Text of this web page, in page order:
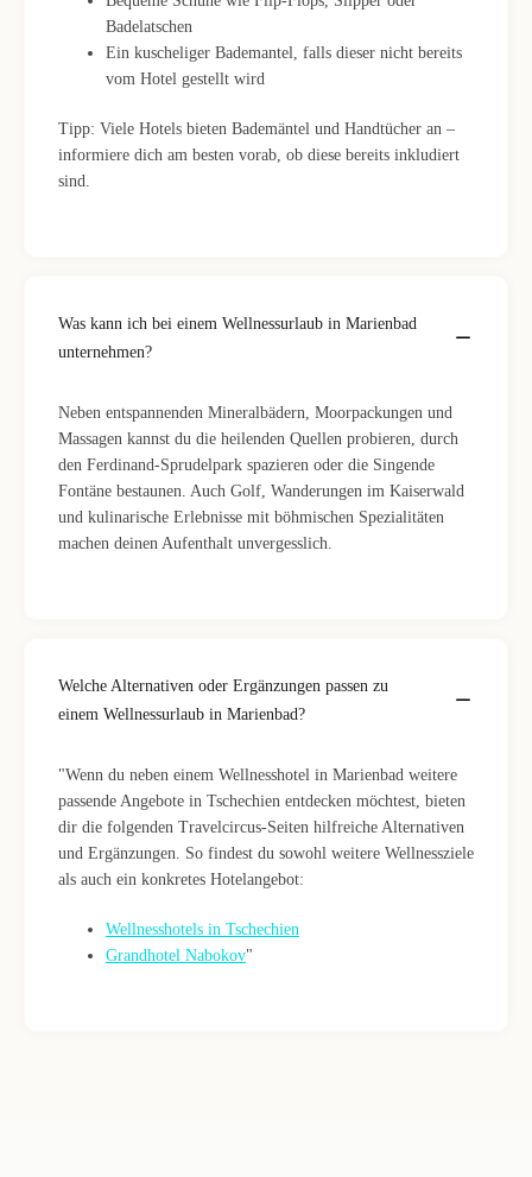
Badelatschen
Ein kuscheliger Bademantel, falls dieser nicht bereits
vom Hotel gestellt wird
Tipp: Viele Hotels bieten Bademäntel und Handtücher an –
informiere dich am besten vorab, ob diese bereits inkludiert
sind.
Was kann ich bei einem Wellnessurlaub in Marienbad
unternehmen?
Neben entspannenden Mineralbädern, Moorpackungen und
Massagen kannst du die heilenden Quellen probieren, durch
den Ferdinand-Sprudelpark spazieren oder die Singende
Fontäne bestaunen. Auch Golf, Wanderungen im Kaiserwald
und kulinarische Erlebnisse mit böhmischen Spezialitäten
machen deinen Aufenthalt unvergesslich.
Welche Alternativen oder Ergänzungen passen zu
einem Wellnessurlaub in Marienbad?
"Wenn du neben einem Wellnesshotel in Marienbad weitere
passende Angebote in Tschechien entdecken möchtest, bieten
dir die folgenden Travelcircus-Seiten hilfreiche Alternativen
und Ergänzungen. So findest du sowohl weitere Wellnessziele
als auch ein konkretes Hotelangebot:
Wellnesshotels in Tschechien
Grandhotel Nabokov"